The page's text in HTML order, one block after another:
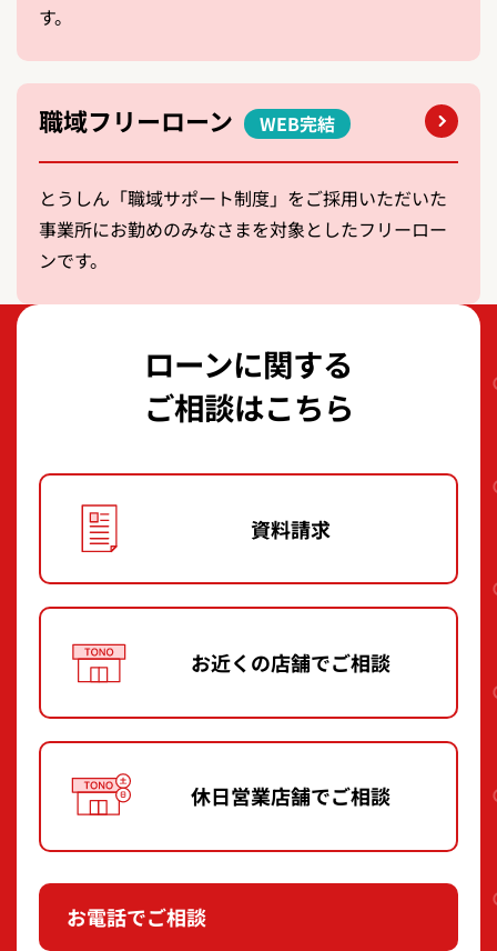
す。
職域フリーローン WEB完結
とうしん「職域サポート制度」をご採用いただいた
事業所にお勤めのみなさまを対象としたフリーロー
ンです。
ローンに関する
ご相談はこちら
資料請求
お近くの店舗でご相談
休日営業店舗でご相談
お電話でご相談